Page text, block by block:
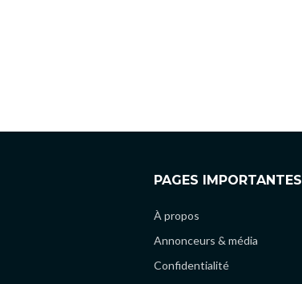
PAGES IMPORTANTES
À propos
Annonceurs & média
Confidentialité